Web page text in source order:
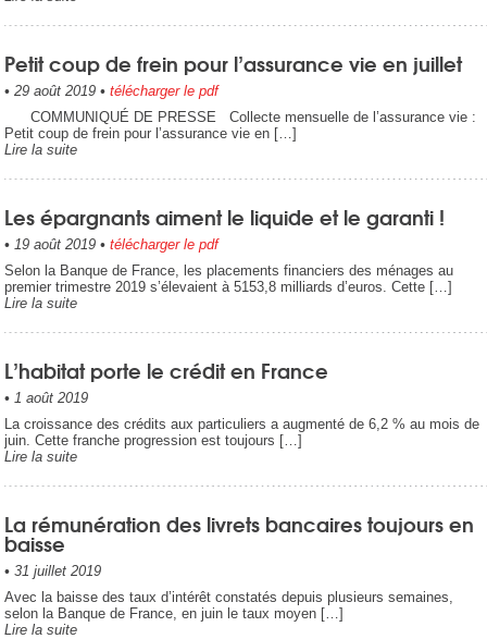
Petit coup de frein pour l’assurance vie en juillet
• 29 août 2019• télécharger le pdf
COMMUNIQUÉ DE PRESSE Collecte mensuelle de l’assurance vie :
Petit coup de frein pour l’assurance vie en […]
Lire la suite
Les épargnants aiment le liquide et le garanti !
• 19 août 2019• télécharger le pdf
Selon la Banque de France, les placements financiers des ménages au
premier trimestre 2019 s’élevaient à 5153,8 milliards d’euros. Cette […]
Lire la suite
L’habitat porte le crédit en France
• 1 août 2019
La croissance des crédits aux particuliers a augmenté de 6,2 % au mois de
juin. Cette franche progression est toujours […]
Lire la suite
La rémunération des livrets bancaires toujours en
baisse
• 31 juillet 2019
Avec la baisse des taux d’intérêt constatés depuis plusieurs semaines,
selon la Banque de France, en juin le taux moyen […]
Lire la suite